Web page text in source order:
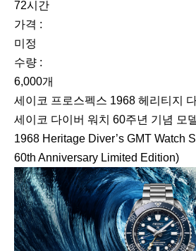
72시간
가격 :
미정
수량 :
6,000개
세이코 프로스펙스 1968 헤리티지
세이코 다이버 워치 60주년 기념 모
1968 Heritage Diver’s GMT Watch
60th Anniversary Limited Edition)